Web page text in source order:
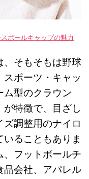
ボールキャップの魅力
、そもそもは野球
ポーツ・キャッ
型のクラウン
が特徴で、目ざし
ズ調整用のナイロ
ることもありま
フットボールチ
会社、アパレル